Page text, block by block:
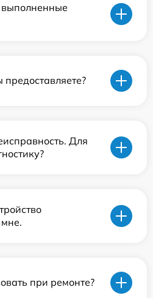
выполненные
Для
при ремонте?